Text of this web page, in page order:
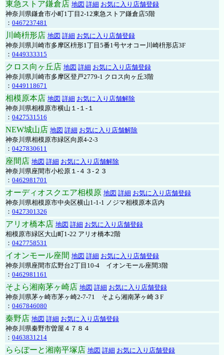
東急ストア鎌倉店 地図 詳細 お気に入り店舗登録
神奈川県鎌倉市小町1丁目2-12東急ストア鎌倉店5階
： 0467237481
川崎枡形店 地図 詳細 お気に入り店舗登録
神奈川県川崎市多摩区枡形1丁目5番1号ヤオコー川崎枡形店3F
： 0449333315
クロス向ヶ丘店 地図 詳細 お気に入り店舗登録
神奈川県川崎市多摩区登戸2779-1 クロス向ヶ丘3階
： 0449118671
相模原本店 地図 詳細 お気に入り店舗解除
神奈川県相模原市横山１-１-１
： 0427531516
NEW城山店 地図 詳細 お気に入り店舗解除
神奈川県相模原市緑区向原4-2-3
： 0427830611
座間店 地図 詳細 お気に入り店舗解除
神奈川県座間市小松原１-４３-２３
： 0462981701
オーディオスクエア相模原 地図 詳細 お気に入り店舗登録
神奈川県相模原市中央区横山1-1-1 ノジマ相模原本店内
： 0427301326
アリオ橋本店 地図 詳細 お気に入り店舗登録
相模原市緑区大山町1-22 アリオ橋本2階
： 0427758531
イオンモール座間 地図 詳細 お気に入り店舗登録
神奈川県座間市広野台2丁目10-4 イオンモール座間3階
： 0462981161
そよら湘南茅ヶ崎店 地図 詳細 お気に入り店舗登録
神奈川県茅ヶ崎市茅ヶ崎2‐7‐71 そよら湘南茅ヶ崎３F
： 0467846080
秦野店 地図 詳細 お気に入り店舗登録
神奈川県秦野市曽屋４７８４
： 0463831214
ららぽーと湘南平塚店 地図 詳細 お気に入り店舗登録